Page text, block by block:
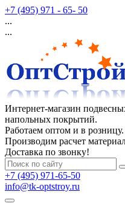
+7 (495) 971 - 65- 50
...
...
Интернет-магазин
напольных покрытий.
Работаем оптом и в розницу.
Производим расчет
Доставка по звонку!
+7 (495) 971-65-50
info@tk-optstroy.ru